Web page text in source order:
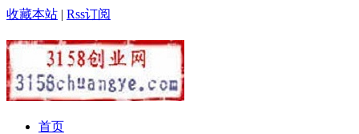
收藏本站 | Rss订阅
首页